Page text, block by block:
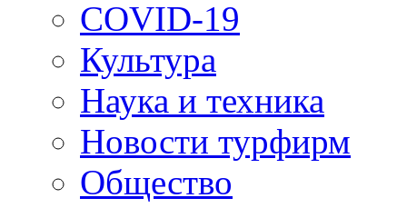
COVID-19
Культура
Наука и техника
Новости турфирм
Общество